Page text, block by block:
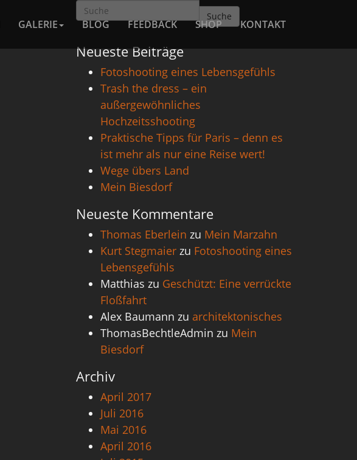
GALERIE BLOG FEEDBACK SHOP KONTAKT
Suche
Neueste Beiträge
Fotoshooting eines Lebensgefühls
Trash the dress – ein
außergewöhnliches
Hochzeitsshooting
Praktische Tipps für Paris – denn es
ist mehr als nur eine Reise wert!
Wege übers Land
Mein Biesdorf
Neueste Kommentare
Thomas Eberlein zu Mein Marzahn
Kurt Stegmaier zu Fotoshooting eines
Lebensgefühls
Matthias zu Geschützt: Eine verrückte
Floßfahrt
Alex Baumann zu architektonisches
ThomasBechtleAdmin zu Mein
Biesdorf
Archiv
April 2017
Juli 2016
Mai 2016
April 2016